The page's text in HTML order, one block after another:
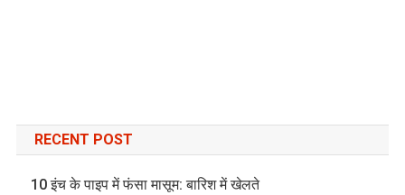
RECENT POST
10 इंच के पाइप में फंसा मासूम: बारिश में खेलते